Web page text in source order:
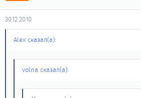
30.12.2010
Alex сказал(а):
volna сказал(а):